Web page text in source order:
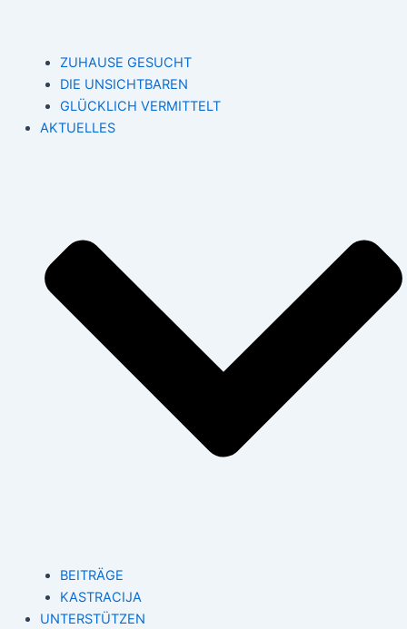
ZUHAUSE GESUCHT
DIE UNSICHTBAREN
GLÜCKLICH VERMITTELT
AKTUELLES
BEITRÄGE
KASTRACIJA
UNTERSTÜTZEN